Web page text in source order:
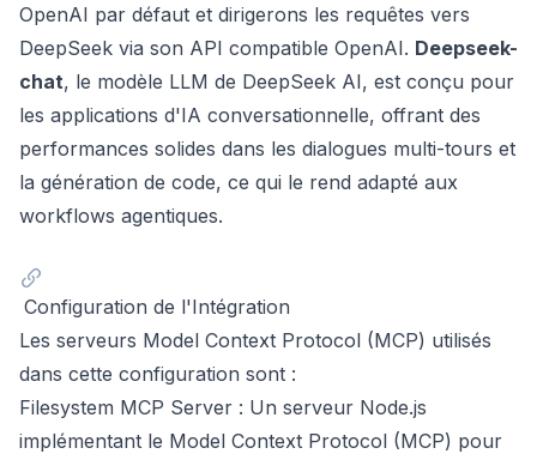
OpenAI par défaut et dirigerons les requêtes vers
DeepSeek via son API compatible OpenAI. Deepseek-
chat, le modèle LLM de DeepSeek AI, est conçu pour
les applications d'IA conversationnelle, offrant des
performances solides dans les dialogues multi-tours et
la génération de code, ce qui le rend adapté aux
workflows agentiques.
Configuration de l'Intégration
Les serveurs Model Context Protocol (MCP) utilisés
dans cette configuration sont :
Filesystem MCP Server : Un serveur Node.js
implémentant le Model Context Protocol (MCP) pour